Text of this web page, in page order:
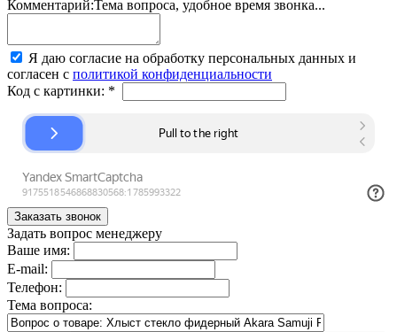
Комментарий:Тема вопроса, удобное время звонка...
Я даю согласие на обработку персональных данных и
согласен с политикой конфиденциальности
Код с картинки: *
Задать вопрос менеджеру
Ваше имя:
E-mail:
Телефон:
Тема вопроса: